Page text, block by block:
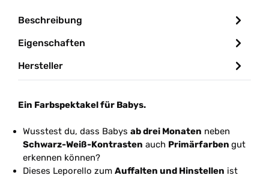
Beschreibung
Eigenschaften
Hersteller
Ein Farbspektakel für Babys.
Wusstest du, dass Babys ab drei Monaten neben
Schwarz-Weiß-Kontrasten auch Primärfarben gut
erkennen können?
Dieses Leporello zum Auffalten und Hinstellen ist